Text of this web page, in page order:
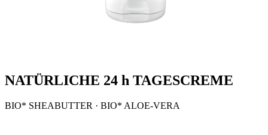
NATÜRLICHE 24 h TAGESCREME
BIO* SHEABUTTER · BIO* ALOE-VERA